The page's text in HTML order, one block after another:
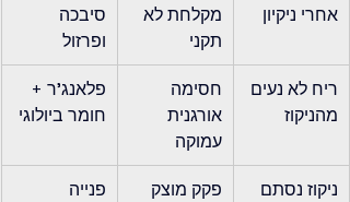
אחרי ניקיון
מקלחת לא
תקני
סיבכה
ופרזול
ריח לא נעים
מהניקוז
חסימה
אורגנית
עמוקה
פלאנג'ר +
חומר ביולוגי
ניקוז נסתם
פקק מוצק
פנייה